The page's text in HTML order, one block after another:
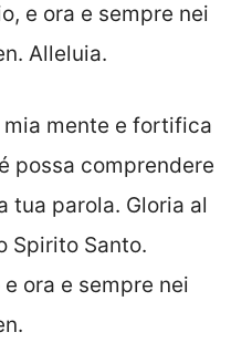
e ora e sempre nei
Alleluia.
mia mente e fortifica
possa comprendere
tua parola. Gloria al
Spirito Santo.
ora e sempre nei